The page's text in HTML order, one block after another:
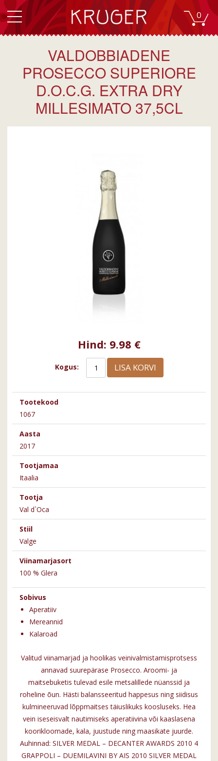
0
VALDOBBIADENE
PROSECCO SUPERIORE
D.O.C.G. EXTRA DRY
MILLESIMATO 37,5CL
Hind: 9.98 €
Kogus: LISA KORVI
Tootekood
1067
Aasta
2017
Tootjamaa
Itaalia
Tootja
Val d`Oca
Stiil
Valge
Viinamarjasort
100 % Glera
Sobivus
Aperatiiv
Mereannid
Kalaroad
Valitud viinamarjad ja hoolikas veinivalmistamisprotsess
annavad suurepärase Prosecco. Aroomi- ja
maitsebuketis tulevad esile metsalillede nüanssid ja
roheline õun. Hästi balansseeritud happesus ning siidisus
kulmineeruvad lõppmaitses täiuslikuks koosluseks. Hea
vein iseseisvalt nautimiseks aperatiivina või kaaslasena
koorikloomade, kala, juustude ning maasikate juurde.
Auhinnad: SILVER MEDAL – DECANTER AWARDS 2010 4
GRAPPOLI – DUEMILAVINI BY AIS 2010 SILVER MEDAL